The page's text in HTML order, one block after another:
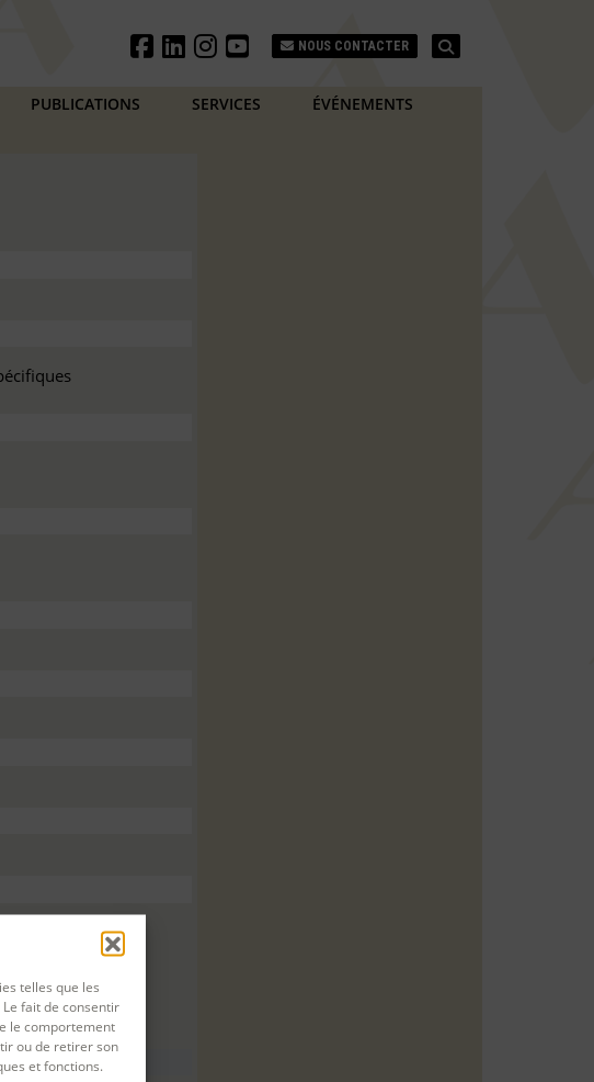
telles que les
fait de consentir
le comportement
ou de retirer son
et fonctions.
NOUS CONTACTER
PUBLICATIONS SERVICES ÉVÉNEMENTS